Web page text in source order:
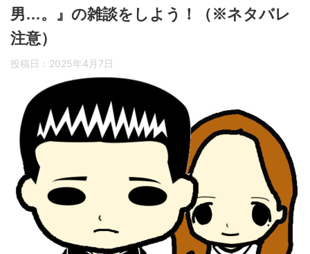
男…。』の雑談をしよう！（※ネタバレ
注意）
投稿日： 2025年4月7日